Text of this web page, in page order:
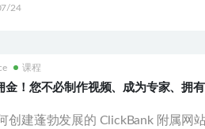
24
课程
金！您不必制作视频、成为专家、拥
创建蓬勃发展的 ClickBank 附属网